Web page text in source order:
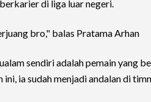
di liga luar negeri.
bro," balas Pratama Arhan
sendiri adalah pemain yang
ini, ia sudah menjadi andalan di